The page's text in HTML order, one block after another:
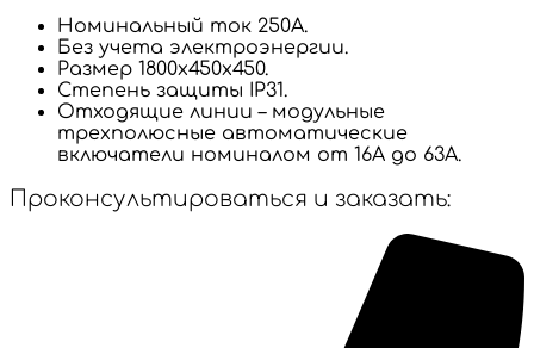
Номинальный ток 250А.
Без учета электроэнергии.
Размер 1800х450х450.
Степень защиты IP31.
Отходящие линии – модульные
трехполюсные автоматические
включатели номиналом от 16А до 63А.
Проконсультироваться и заказать: